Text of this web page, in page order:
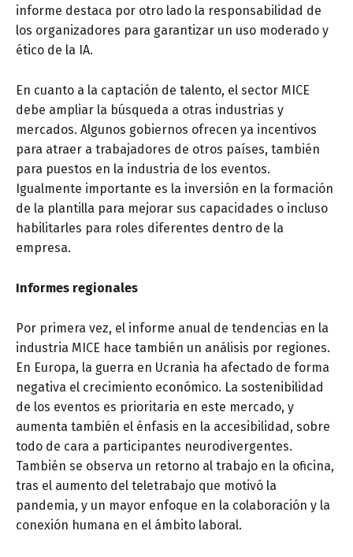
informe destaca por otro lado la responsabilidad de
los organizadores para garantizar un uso moderado y
ético de la IA.
En cuanto a la captación de talento, el sector MICE
debe ampliar la búsqueda a otras industrias y
mercados. Algunos gobiernos ofrecen ya incentivos
para atraer a trabajadores de otros países, también
para puestos en la industria de los eventos.
Igualmente importante es la inversión en la formación
de la plantilla para mejorar sus capacidades o incluso
habilitarles para roles diferentes dentro de la
empresa.
Informes regionales
Por primera vez, el informe anual de tendencias en la
industria MICE hace también un análisis por regiones.
En Europa, la guerra en Ucrania ha afectado de forma
negativa el crecimiento económico. La sostenibilidad
de los eventos es prioritaria en este mercado, y
aumenta también el énfasis en la accesibilidad, sobre
todo de cara a participantes neurodivergentes.
También se observa un retorno al trabajo en la oficina,
tras el aumento del teletrabajo que motivó la
pandemia, y un mayor enfoque en la colaboración y la
conexión humana en el ámbito laboral.